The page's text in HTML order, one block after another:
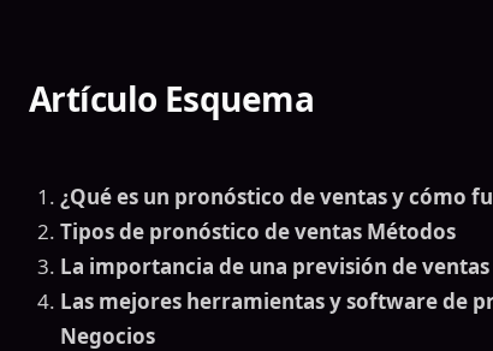
Artículo Esquema
¿Qué es un pronóstico de ventas y cómo
Tipos de pronóstico de ventas Métodos
La importancia de una previsión de
Las mejores herramientas y software de
Negocios